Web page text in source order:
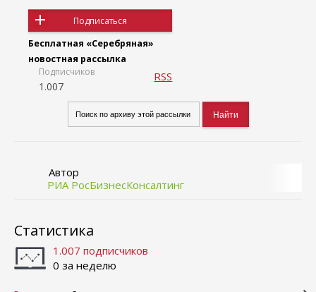
Подписаться
Бесплатная «Серебряная»
новостная рассылка
Подписчиков
1.007
RSS
Автор
РИА РосБизнесКонсалтинг
Статистика
1.007 подписчиков
0 за неделю